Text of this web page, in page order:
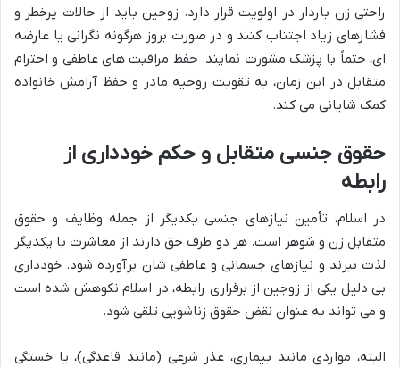
راحتی زن باردار در اولویت قرار دارد. زوجین باید از حالات پرخطر و
فشارهای زیاد اجتناب کنند و در صورت بروز هرگونه نگرانی یا عارضه
ای، حتماً با پزشک مشورت نمایند. حفظ مراقبت های عاطفی و احترام
متقابل در این زمان، به تقویت روحیه مادر و حفظ آرامش خانواده
کمک شایانی می کند.
حقوق جنسی متقابل و حکم خودداری از
رابطه
در اسلام، تأمین نیازهای جنسی یکدیگر از جمله وظایف و حقوق
متقابل زن و شوهر است. هر دو طرف حق دارند از معاشرت با یکدیگر
لذت ببرند و نیازهای جسمانی و عاطفی شان برآورده شود. خودداری
بی دلیل یکی از زوجین از برقراری رابطه، در اسلام نکوهش شده است
و می تواند به عنوان نقض حقوق زناشویی تلقی شود.
البته، مواردی مانند بیماری، عذر شرعی (مانند قاعدگی)، یا خستگی